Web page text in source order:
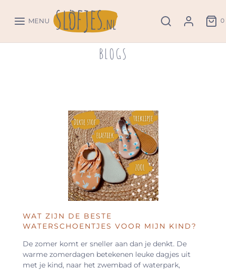
MENU 0
BLOGS
WAT ZIJN DE BESTE
WATERSCHOENTJES VOOR MIJN KIND?
De zomer komt er sneller aan dan je denkt. De
warme zomerdagen betekenen leuke dagjes uit
met je kind, naar het zwembad of waterpark,